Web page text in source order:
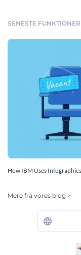
SENESTE
How IBM Uses
Mere fra vores blog >